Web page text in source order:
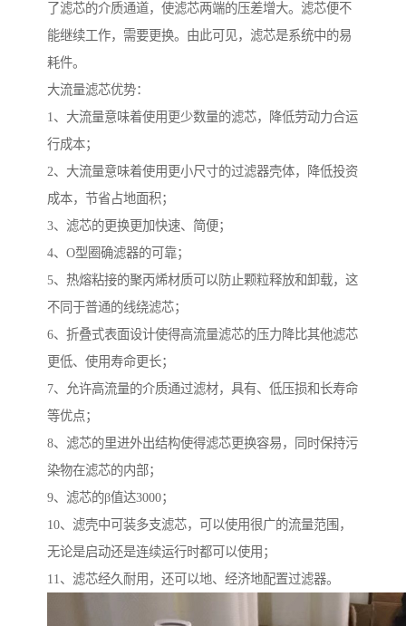
了滤芯的介质通道，使滤芯两端的压差增大。滤芯便不
能继续工作，需要更换。由此可见，滤芯是系统中的易
耗件。
大流量滤芯优势：
1、大流量意味着使用更少数量的滤芯，降低劳动力合运
行成本；
2、大流量意味着使用更小尺寸的过滤器壳体，降低投资
成本，节省占地面积；
3、滤芯的更换更加快速、简便；
4、O型圈确滤器的可靠；
5、热熔粘接的聚丙烯材质可以防止颗粒释放和卸载，这
不同于普通的线绕滤芯；
6、折叠式表面设计使得高流量滤芯的压力降比其他滤芯
更低、使用寿命更长；
7、允许高流量的介质通过滤材，具有、低压损和长寿命
等优点；
8、滤芯的里进外出结构使得滤芯更换容易，同时保持污
染物在滤芯的内部；
9、滤芯的β值达3000；
10、滤壳中可装多支滤芯，可以使用很广的流量范围，
无论是启动还是连续运行时都可以使用；
11、滤芯经久耐用，还可以地、经济地配置过滤器。